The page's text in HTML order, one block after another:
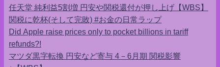
任天堂 純利益5割増 円安や関税還付が押し上げ【WBS】
関税に乾杯(そして完敗) #お金の日常ラップ
Did Apple raise prices only to pocket billions in tariff
refunds?!
マツダ黒字転換 円安など寄与 4－6月期 関税影響